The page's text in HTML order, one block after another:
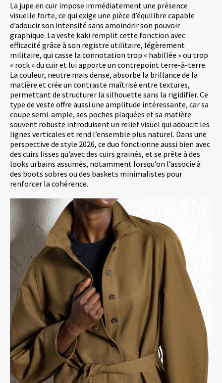
La jupe en cuir impose immédiatement une présence
visuelle forte, ce qui exige une pièce d’équilibre capable
d’adoucir son intensité sans amoindrir son pouvoir
graphique. La veste kaki remplit cette fonction avec
efficacité grâce à son registre utilitaire, légèrement
militaire, qui casse la connotation trop « habillée » ou trop
« rock » du cuir et lui apporte un contrepoint terre-à-terre.
La couleur, neutre mais dense, absorbe la brillance de la
matière et crée un contraste maîtrisé entre textures,
permettant de structurer la silhouette sans la rigidifier. Ce
type de veste offre aussi une amplitude intéressante, car sa
coupe semi-ample, ses poches plaquées et sa matière
souvent robuste introduisent un relief visuel qui adoucit les
lignes verticales et rend l’ensemble plus naturel. Dans une
perspective de style 2026, ce duo fonctionne aussi bien avec
des cuirs lisses qu’avec des cuirs grainés, et se prête à des
looks urbains assumés, notamment lorsqu’on l’associe à
des boots sobres ou des baskets minimalistes pour
renforcer la cohérence.